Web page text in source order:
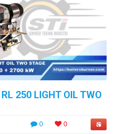
250 LIGHT OIL TWO
0 0